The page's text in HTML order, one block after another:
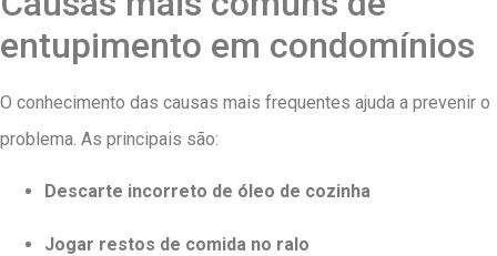
entupimento em condomínios
O conhecimento das causas mais frequentes ajuda a prevenir o
problema. As principais são:
Descarte incorreto de óleo de cozinha
Jogar restos de comida no ralo